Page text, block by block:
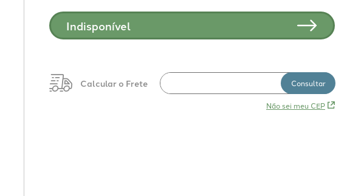
Indisponível
Não sei meu CEP